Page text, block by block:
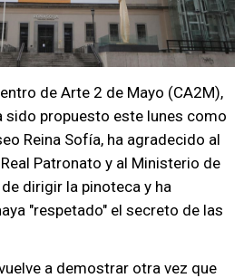
de Arte 2 de Mayo (CA2M),
sido propuesto este lunes como
Reina Sofía, ha agradecido al
Patronato y al Ministerio de
dirigir la pinoteca y ha
"respetado" el secreto de las
a demostrar otra vez que